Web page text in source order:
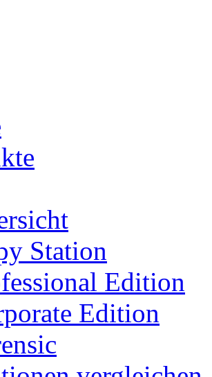
Station
Edition
Edition